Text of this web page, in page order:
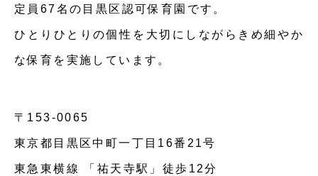
定員67名の目黒区認可保育園です。
ひとりひとりの個性を大切にしながらきめ細やか
な保育を実施しています。
〒153-0065
東京都目黒区中町一丁目16番21号
東急東横線 「祐天寺駅」徒歩12分